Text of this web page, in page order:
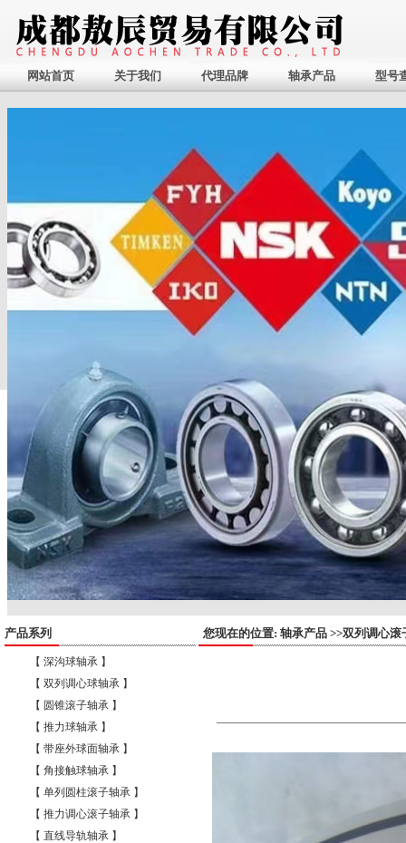
网站首页 关于我们 代理品牌 轴承产品 型号
产品系列
【 深沟球轴承 】
【 双列调心球轴承 】
【 圆锥滚子轴承 】
【 推力球轴承 】
【 带座外球面轴承 】
【 角接触球轴承 】
【 单列圆柱滚子轴承 】
【 推力调心滚子轴承 】
【 直线导轨轴承 】
您现在的位置: 轴承产品 >>双列调心滚